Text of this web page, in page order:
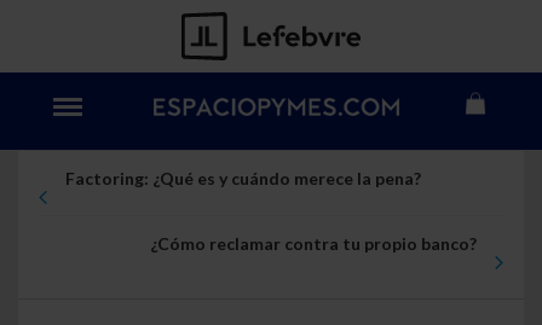
Factoring: ¿Qué es y cuándo merece la pena?
¿Cómo reclamar contra tu propio banco?